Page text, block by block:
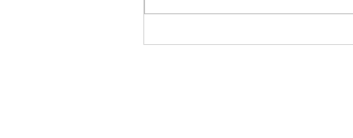
TOCOPILLA: Huanillo sur ilumina